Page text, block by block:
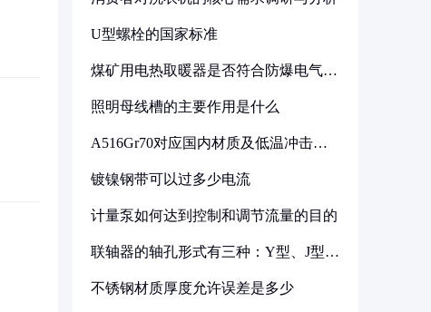
U型螺栓的国家标准
煤矿用电热取暖器是否符合防爆电气设
照明母线槽的主要作用是什么
A516Gr70对应国内材质及低温冲击要
镀镍钢带可以过多少电流
计量泵如何达到控制和调节流量的目的
联轴器的轴孔形式有三种：Y型、J型、
不锈钢材质厚度允许误差是多少